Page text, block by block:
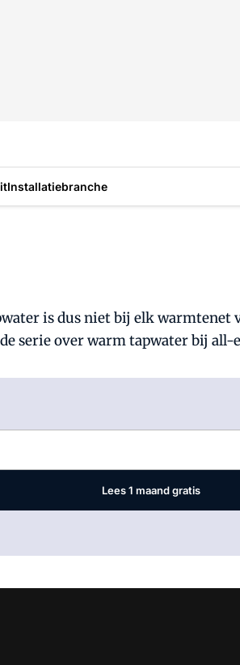
Installatiebranche
is dus niet bij elk warmtenet
serie over warm tapwater bij all-
Lees 1 maand gratis